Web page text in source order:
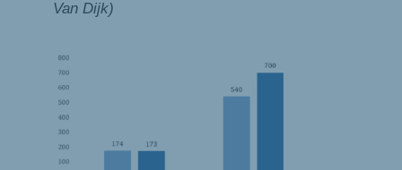
Van Dijk)